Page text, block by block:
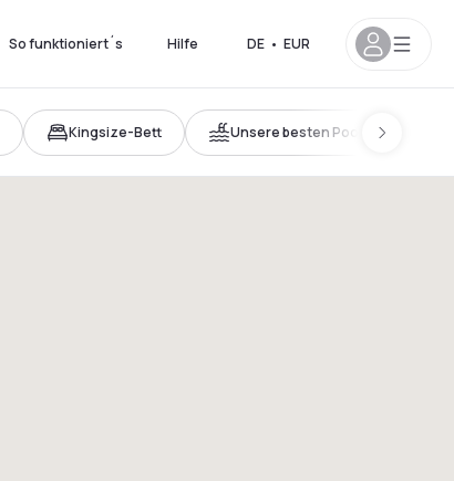
So funktioniert´s Hilfe DE • EUR
Kingsize-Bett Unsere besten Pools